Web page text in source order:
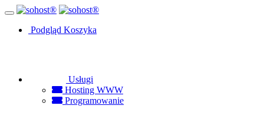
Podgląd Koszyka
Usługi
Hosting WWW
Programowanie